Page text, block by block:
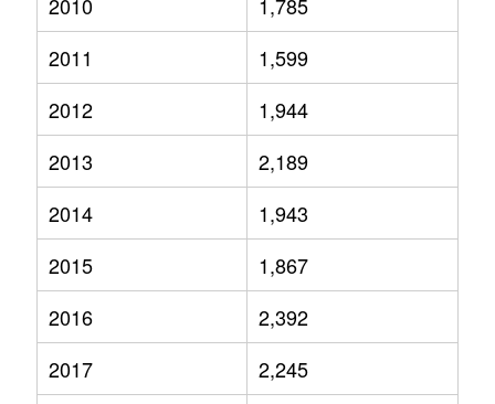
2011
1,599
2012
1,944
2013
2,189
2014
1,943
2015
1,867
2016
2,392
2017
2,245